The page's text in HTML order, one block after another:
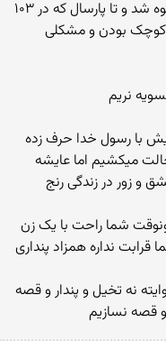
مادری من در سن ۲۳ سالگی با ۵ تا بچه بیوه شد و تا پارسال که در ۱۰۳
کوچک بودن و مشکلی
نریم
با رسول خدا حرف زده
میکشیم اما عایشه
و زور در زندگی رنج
شما راحت با یک زن
قرابت نداره همزاد پنداری
نه تخیل و پندار و قصه
قصه نسازیم